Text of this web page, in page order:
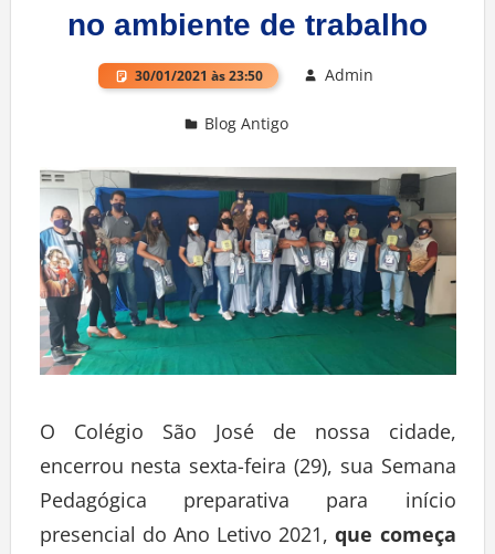
no ambiente de trabalho
30/01/2021 às 23:50 Admin
Blog Antigo
O Colégio São José de nossa cidade,
encerrou nesta sexta-feira (29), sua Semana
Pedagógica preparativa para início
presencial do Ano Letivo 2021,que começa